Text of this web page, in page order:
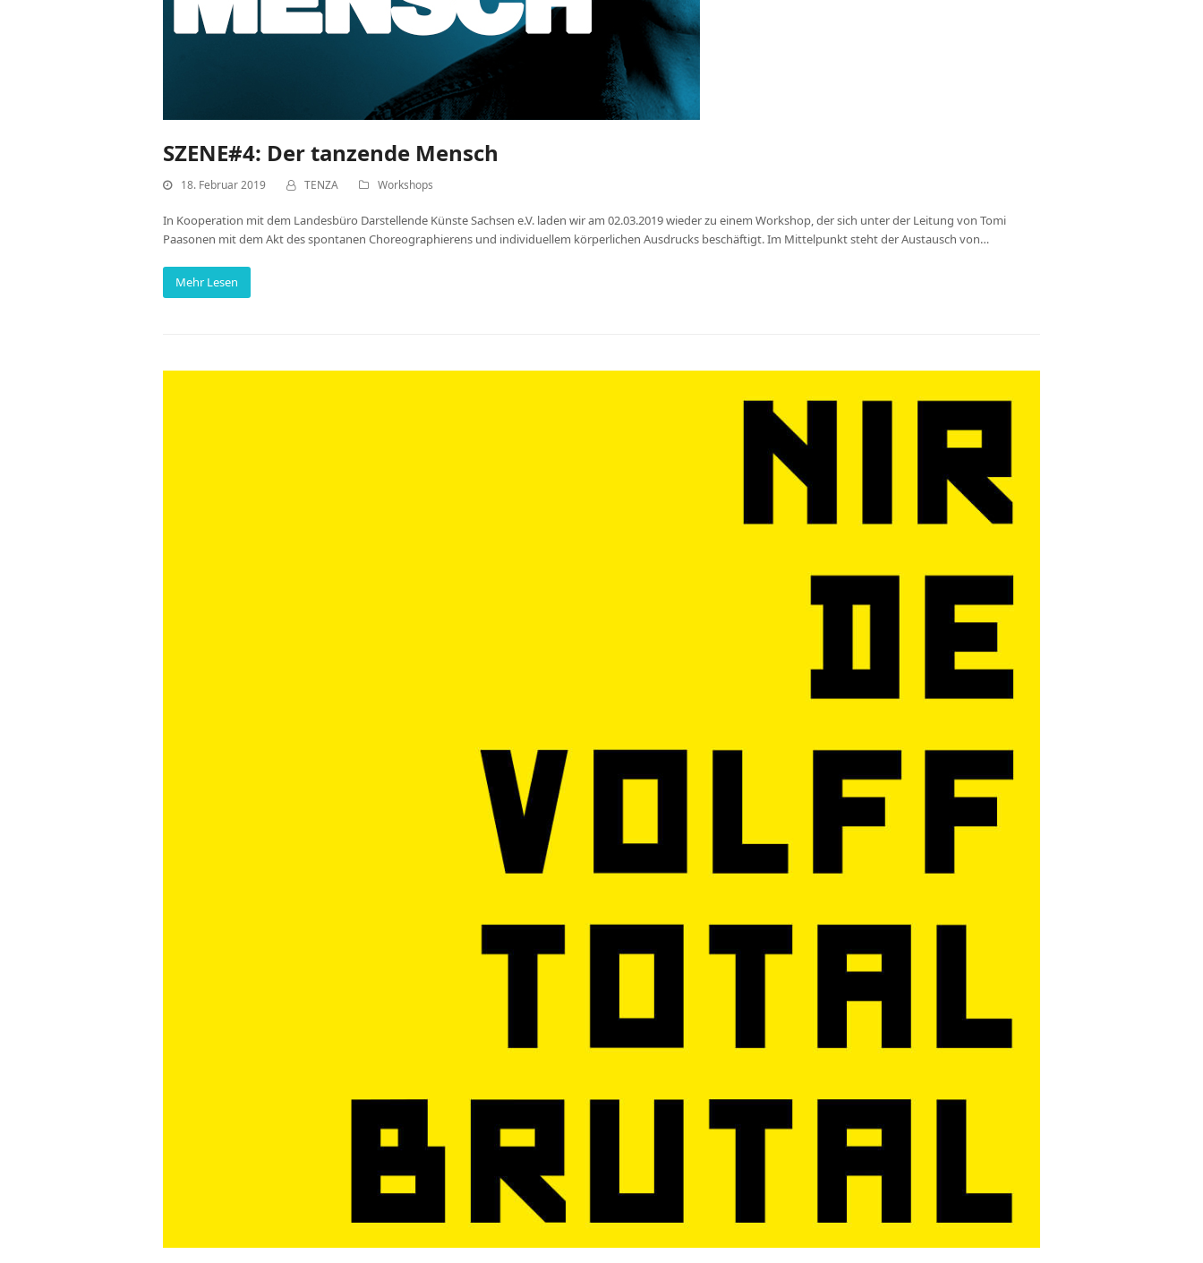
SZENE#4: Der tanzende Mensch
18. Februar 2019 TENZA Workshops
In Kooperation mit dem Landesbüro Darstellende Künste Sachsen e.V. laden wir am 02.03.2019 wieder zu einem Workshop, der sich unter der Leitung von Tomi
Paasonen mit dem Akt des spontanen Choreographierens und individuellem körperlichen Ausdrucks beschäftigt. Im Mittelpunkt steht der Austausch von…
Mehr Lesen